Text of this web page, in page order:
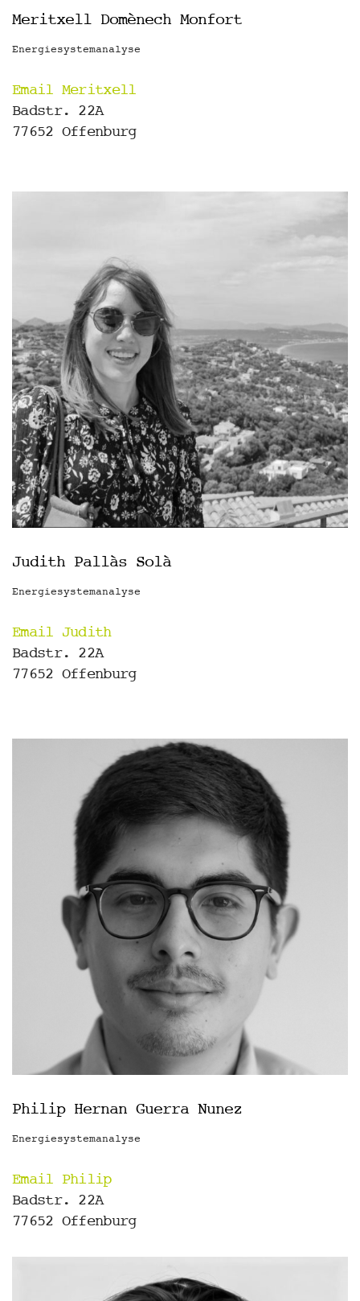
Meritxell Domènech Monfort
Energiesystemanalyse
Email Meritxell
Badstr. 22A
77652 Offenburg
Judith Pallàs Solà
Energiesystemanalyse
Email Judith
Badstr. 22A
77652 Offenburg
Philip Hernan Guerra Nunez
Energiesystemanalyse
Email Philip
Badstr. 22A
77652 Offenburg